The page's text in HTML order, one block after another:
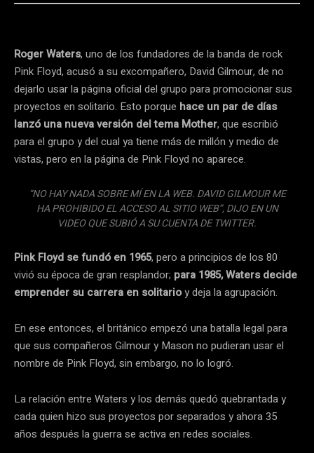
Roger Waters, uno de los fundadores de la banda de rock
Pink Floyd, acusó a su excompañero, David Gilmour, de no
dejarlo usar la página oficial del grupo para promocionar sus
proyectos en solitario. Esto porque hace un par de días
lanzó una nueva versión del tema Mother, que escribió
para el grupo y del cual ya tiene más de millón y medio de
vistas, pero en la página de Pink Floyd no aparece.
“NO HAY NADA SOBRE MÍ EN LA WEB. DAVID GILMOUR ME
HA PROHIBIDO EL ACCESO AL SITIO WEB”, DIJO EN UN
VIDEO QUE SUBIÓ A SU CUENTA DE TWITTER.
Pink Floyd se fundó en 1965, pero a principios de los 80
vivió su época de gran resplandor; para 1985, Waters decide
emprender su carrera en solitarioy deja la agrupación.
En ese entonces, el británico empezó una batalla legal para
que sus compañeros Gilmour y Mason no pudieran usar el
nombre de Pink Floyd, sin embargo, no lo logró.
La relación entre Waters y los demás quedó quebrantada y
cada quien hizo sus proyectos por separados y ahora 35
años después la guerra se activa en redes sociales.